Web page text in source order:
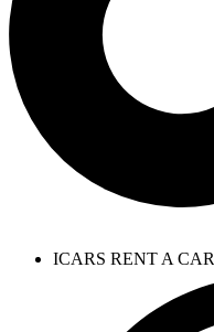
ICARS RENT A CAR